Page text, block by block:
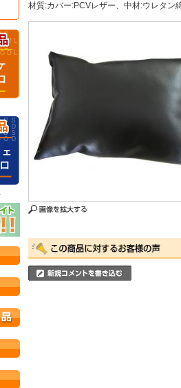
材質:カバー:PCVレザー、中材:ウレタン